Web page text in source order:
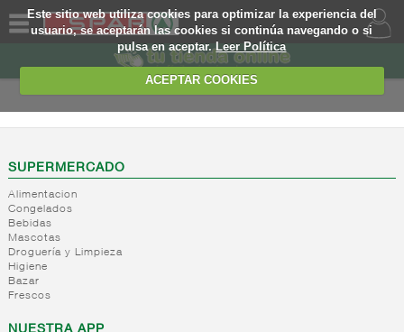
Este sitio web utiliza cookies para optimizar la experiencia del
usuario, se aceptarán las cookies si continúa navegando o si
pulsa en aceptar.Leer Política
ACEPTAR COOKIES
SOMOS
WEB
EJEMPLO
SUPERMERCADO
Alimentacion
Congelados
Bebidas
Mascotas
Droguería y Limpieza
Higiene
Bazar
Frescos